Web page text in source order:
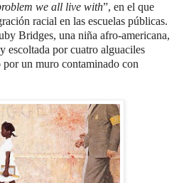
we all live with”, en el que
racial en las escuelas públicas.
Bridges, una niña afro-americana,
escoltada por cuatro alguaciles
por un muro contaminado con